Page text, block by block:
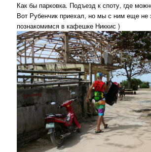
Как бы парковка. Подъезд к споту, где
Вот Рубенчик приехал, но мы с ним еще не
познакомимся в кафешке Никкис )